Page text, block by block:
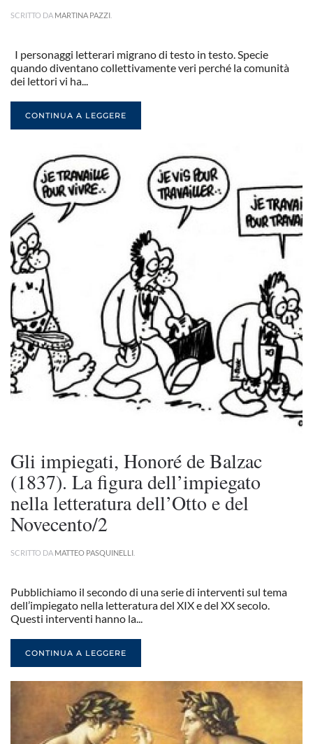
SCRITTO DA MARTINA PAZZI
I personaggi letterari migrano di testo in testo. Specie
quando diventano collettivamente veri perché la comunità
dei lettori vi ha...
CONTINUA A LEGGERE
Gli impiegati, Honoré de Balzac
(1837). La figura dell’impiegato
nella letteratura dell’Otto e del
Novecento/2
SCRITTO DA MATTEO PASQUINELLI
Pubblichiamo il secondo di una serie di interventi sul tema
dell’impiegato nella letteratura del XIX e del XX secolo.
Questi interventi hanno la...
CONTINUA A LEGGERE